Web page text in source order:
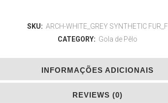
SKU: ARCH-WHITE_GREY SYNTHETIC FUR_F
CATEGORY: Gola de Pêlo
INFORMAÇÕES ADICIONAIS
REVIEWS (0)